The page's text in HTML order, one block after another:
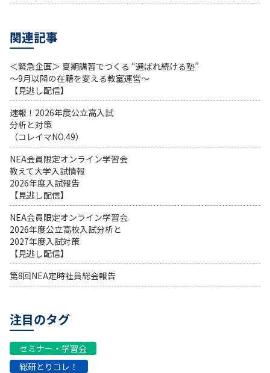
関連記事
＜緊急企画＞ 夏期講習でつくる “選ばれ続ける塾”
～9月以降の在籍を変える教室運営～
【見逃し配信】
速報！2026年度公立高入試
分析と対策
（コレイマNO.49）
NEA会員限定オンライン学習会
教えて大学入試情報
2026年度入試報告
【見逃し配信】
NEA会員限定オンライン学習会
2026年度公立高校入試分析と
2027年度入試対策
【見逃し配信】
第8回NEA定時社員総会報告
注目のタグ
セミナー・学習会
総研とりコレ！